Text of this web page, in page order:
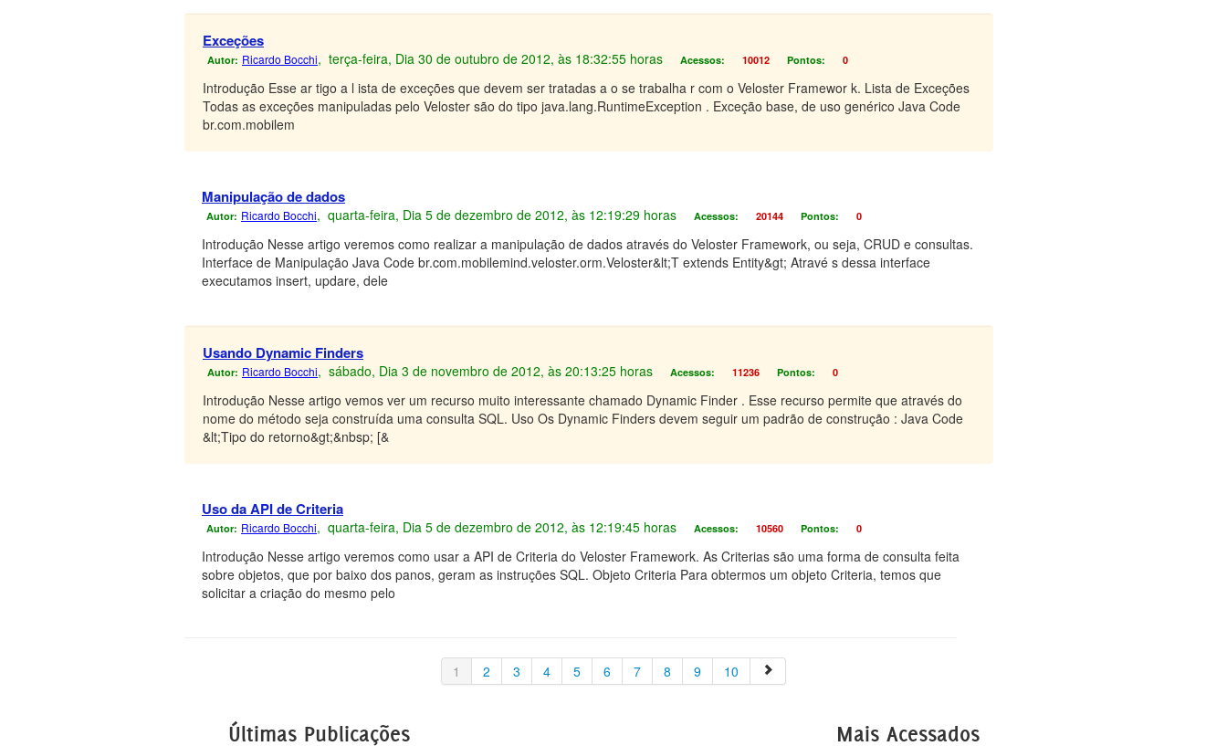
Exceções
Autor: Ricardo Bocchi, terça-feira, Dia 30 de outubro de 2012, às 18:32:55 horas Acessos: 10012 Pontos: 0
Introdução Esse ar tigo a l ista de exceções que devem ser tratadas a o se trabalha r com o Veloster Framewor k. Lista de Exceções
Todas as exceções manipuladas pelo Veloster são do tipo java.lang.RuntimeException . Exceção base, de uso genérico Java Code
br.com.mobilem
Manipulação de dados
Autor: Ricardo Bocchi, quarta-feira, Dia 5 de dezembro de 2012, às 12:19:29 horas Acessos: 20144 Pontos: 0
Introdução Nesse artigo veremos como realizar a manipulação de dados através do Veloster Framework, ou seja, CRUD e consultas.
Interface de Manipulação Java Code br.com.mobilemind.veloster.orm.Veloster&lt;T extends Entity&gt; Atravé s dessa interface
executamos insert, updare, dele
Usando Dynamic Finders
Autor: Ricardo Bocchi, sábado, Dia 3 de novembro de 2012, às 20:13:25 horas Acessos: 11236 Pontos: 0
Introdução Nesse artigo vemos ver um recurso muito interessante chamado Dynamic Finder . Esse recurso permite que através do
nome do método seja construída uma consulta SQL. Uso Os Dynamic Finders devem seguir um padrão de construção : Java Code
&lt;Tipo do retorno&gt;&nbsp; [&
Uso da API de Criteria
Autor: Ricardo Bocchi, quarta-feira, Dia 5 de dezembro de 2012, às 12:19:45 horas Acessos: 10560 Pontos: 0
Introdução Nesse artigo veremos como usar a API de Criteria do Veloster Framework. As Criterias são uma forma de consulta feita
sobre objetos, que por baixo dos panos, geram as instruções SQL. Objeto Criteria Para obtermos um objeto Criteria, temos que
solicitar a criação do mesmo pelo
1 2 3 4 5 6 7 8 9 10
Últimas Publicações Mais Acessados